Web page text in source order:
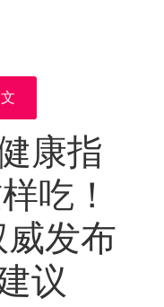
康指
吃！
发布
议